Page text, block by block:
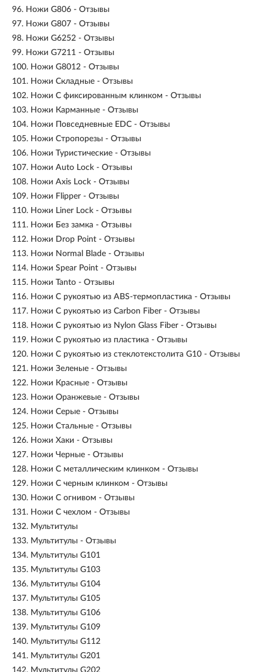
96. Ножи G806 - Отзывы
97. Ножи G807 - Отзывы
98. Ножи G6252 - Отзывы
99. Ножи G7211 - Отзывы
100. Ножи G8012 - Отзывы
101. Ножи Складные - Отзывы
102. Ножи С фиксированным клинком - Отзывы
103. Ножи Карманные - Отзывы
104. Ножи Повседневные EDC - Отзывы
105. Ножи Стропорезы - Отзывы
106. Ножи Туристические - Отзывы
107. Ножи Auto Lock - Отзывы
108. Ножи Axis Lock - Отзывы
109. Ножи Flipper - Отзывы
110. Ножи Liner Lock - Отзывы
111. Ножи Без замка - Отзывы
112. Ножи Drop Point - Отзывы
113. Ножи Normal Blade - Отзывы
114. Ножи Spear Point - Отзывы
115. Ножи Tanto - Отзывы
116. Ножи С рукоятью из ABS-термопластика - Отзывы
117. Ножи С рукоятью из Carbon Fiber - Отзывы
118. Ножи С рукоятью из Nylon Glass Fiber - Отзывы
119. Ножи С рукоятью из пластика - Отзывы
120. Ножи С рукоятью из стеклотекстолита G10 - Отзывы
121. Ножи Зеленые - Отзывы
122. Ножи Красные - Отзывы
123. Ножи Оранжевые - Отзывы
124. Ножи Серые - Отзывы
125. Ножи Стальные - Отзывы
126. Ножи Хаки - Отзывы
127. Ножи Черные - Отзывы
128. Ножи С металлическим клинком - Отзывы
129. Ножи С черным клинком - Отзывы
130. Ножи С огнивом - Отзывы
131. Ножи С чехлом - Отзывы
132. Мультитулы
133. Мультитулы - Отзывы
134. Мультитулы G101
135. Мультитулы G103
136. Мультитулы G104
137. Мультитулы G105
138. Мультитулы G106
139. Мультитулы G109
140. Мультитулы G112
141. Мультитулы G201
142. Мультитулы G202